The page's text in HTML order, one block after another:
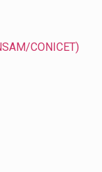
CONICET)